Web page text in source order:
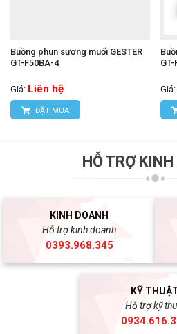
Buồng phun sương muối GESTER
GT-F50BA-4
Giá: Liên hệ
ĐẶT MUA
Giá:
HỖ TRỢ
KINH DOANH
Hỗ trợ kinh doanh
0393.968.345
KỸ
Hỗ trợ kỹ